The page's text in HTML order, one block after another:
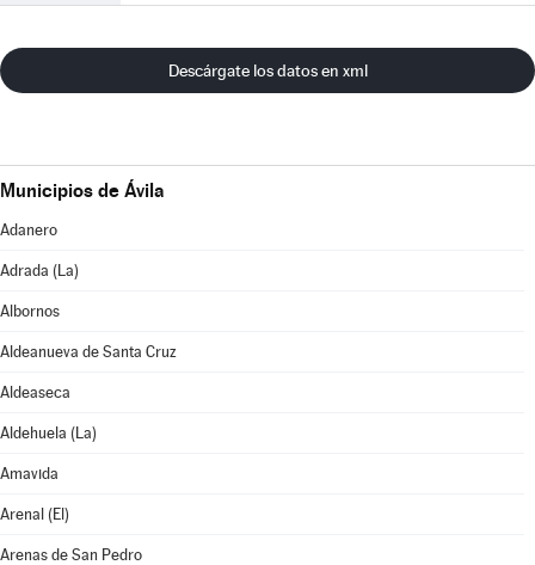
Descárgate los datos en xml
Municipios de Ávila
Adanero
Adrada (La)
Albornos
Aldeanueva de Santa Cruz
Aldeaseca
Aldehuela (La)
Amavida
Arenal (El)
Arenas de San Pedro